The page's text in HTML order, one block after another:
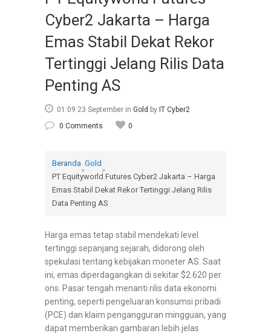
Cyber2 Jakarta – Harga
Emas Stabil Dekat Rekor
Tertinggi Jelang Rilis Data
Penting AS
01:09 23 September in Gold by IT Cyber2
0 Comments
0
Beranda
»
Gold
»
PT Equityworld Futures Cyber2 Jakarta – Harga
Emas Stabil Dekat Rekor Tertinggi Jelang Rilis
Data Penting AS
Harga emas tetap stabil mendekati level
tertinggi sepanjang sejarah, didorong oleh
spekulasi tentang kebijakan moneter AS. Saat
ini, emas diperdagangkan di sekitar $2.620 per
ons. Pasar tengah menanti rilis data ekonomi
penting, seperti pengeluaran konsumsi pribadi
(PCE) dan klaim pengangguran mingguan, yang
dapat memberikan gambaran lebih jelas